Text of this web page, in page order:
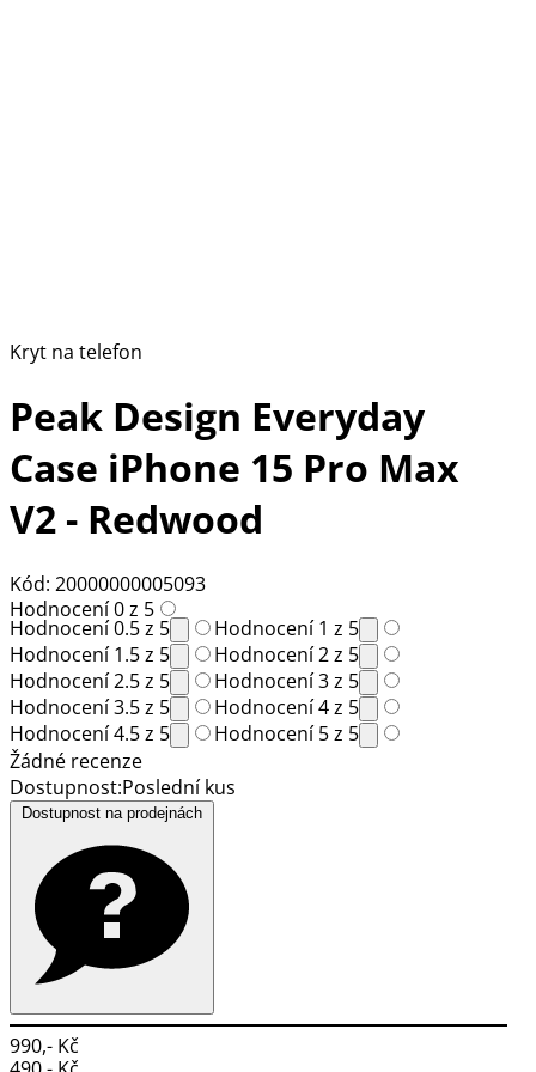
Kryt na telefon
Peak Design Everyday
Case iPhone 15 Pro Max
V2 - Redwood
Kód: 20000000005093
Hodnocení 0 z 5
Hodnocení 0.5 z 5
Hodnocení 1 z 5
Hodnocení 1.5 z 5
Hodnocení 2 z 5
Hodnocení 2.5 z 5
Hodnocení 3 z 5
Hodnocení 3.5 z 5
Hodnocení 4 z 5
Hodnocení 4.5 z 5
Hodnocení 5 z 5
Žádné recenze
Dostupnost:Poslední kus
990,- Kč